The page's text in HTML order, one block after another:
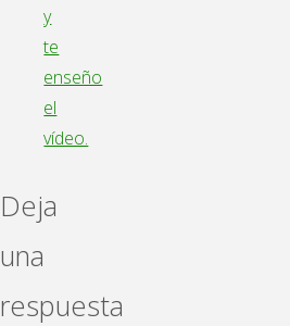
y
te
enseño
el
vídeo.
Deja
una
respuesta